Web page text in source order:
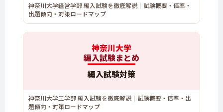
神奈川大学経営学部 編入試験を徹底解説｜試験概要・倍率・
出題傾向・対策ロードマップ
神奈川大学
編入試験まとめ
編入試験対策
神奈川大学工学部 編入試験を徹底解説｜試験概要・倍率・出
題傾向・対策ロードマップ